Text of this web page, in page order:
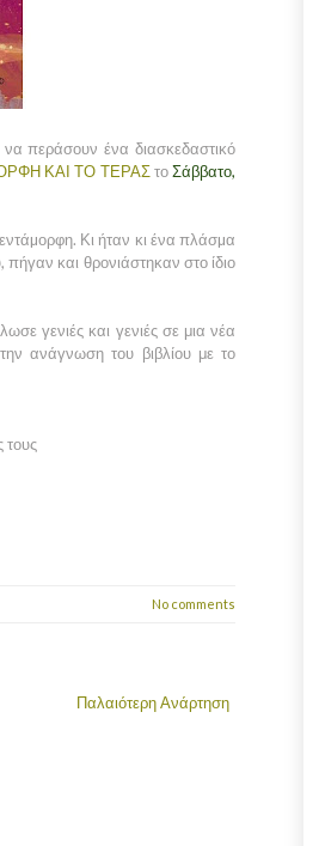
περάσουν ένα διασκεδαστικό
ΚΑΙ ΤΟ ΤΕΡΑΣτοΣάββατο,
Κι ήταν κι ένα πλάσµα
και θρονιάστηκαν στο ίδιο
γενιές και γενιές σε μια νέα
ανάγνωση του βιβλίου με το
τους
No comments
Παλαιότερη Ανάρτηση